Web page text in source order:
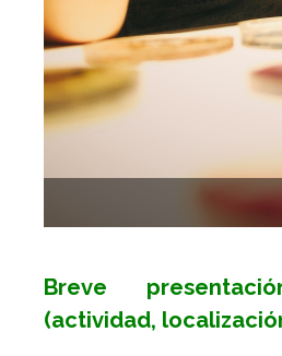
Breve
(actividad,